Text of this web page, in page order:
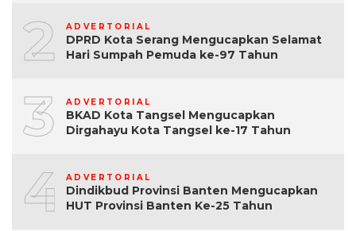
2 ADVERTORIAL
DPRD Kota Serang Mengucapkan Selamat
Hari Sumpah Pemuda ke-97 Tahun
3 ADVERTORIAL
BKAD Kota Tangsel Mengucapkan
Dirgahayu Kota Tangsel ke-17 Tahun
4 ADVERTORIAL
Dindikbud Provinsi Banten Mengucapkan
HUT Provinsi Banten Ke-25 Tahun